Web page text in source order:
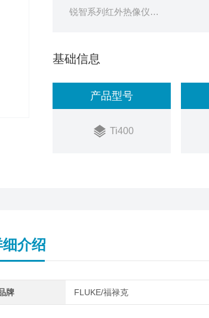
锐智系列红外热像仪
克公司*将现代生活中的各种新技
* LaserSharp™ 激光自动对焦技术
基础信息
产品型号
Ti400
介绍
牌 FLUKE/福禄克